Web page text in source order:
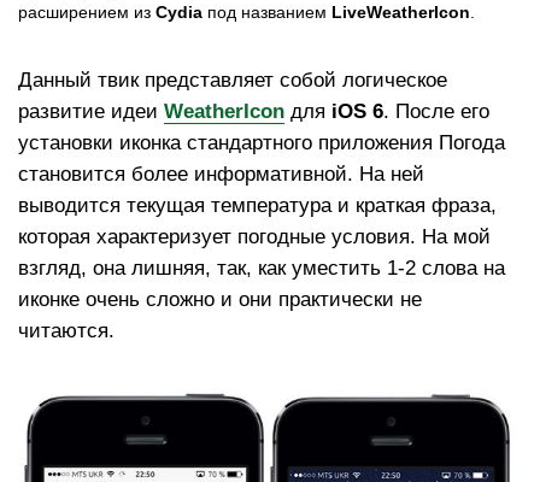
расширением из Cydia под названием LiveWeatherIcon.
Данный твик представляет собой логическое
развитие идеи WeatherIcon для iOS 6. После его
установки иконка стандартного приложения Погода
становится более информативной. На ней
выводится текущая температура и краткая фраза,
которая характеризует погодные условия. На мой
взгляд, она лишняя, так, как уместить 1-2 слова на
иконке очень сложно и они практически не
читаются.